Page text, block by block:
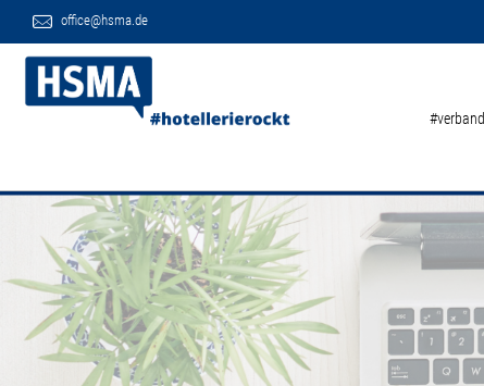
office@hsma.de
#verband